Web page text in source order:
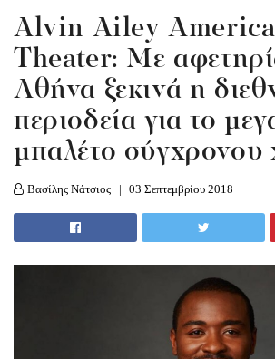
Alvin Ailey
Theater: Με
Αθήνα ξεκινά η
περιοδεία για το
μπαλέτο σύγχρονου
Βασίλης Νάτσιος 03 Σεπτεμβρίου 2018